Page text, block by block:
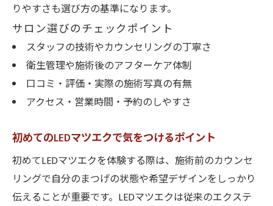
りやすさも選び方の基準になります。
サロン選びのチェックポイント
スタッフの技術やカウンセリングの丁寧さ
衛生管理や施術後のアフターケア体制
口コミ・評価・実際の施術写真の有無
アクセス・営業時間・予約のしやすさ
初めてのLEDマツエクで気をつけるポイント
初めてLEDマツエクを体験する際は、施術前のカウンセ
リングで自分のまつげの状態や希望デザインをしっかり
伝えることが重要です。LEDマツエクは従来のエクステ